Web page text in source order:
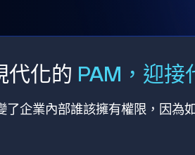
代化的 PAM，迎接
了企業內部誰該擁有權限，因為